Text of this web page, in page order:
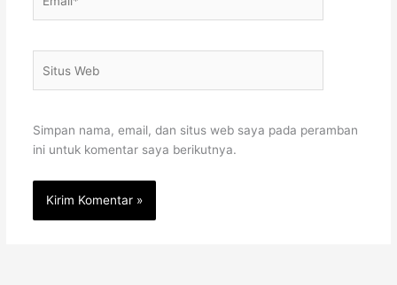
Web
Simpan nama, email, dan situs web saya pada peramban
ini untuk komentar saya berikutnya.